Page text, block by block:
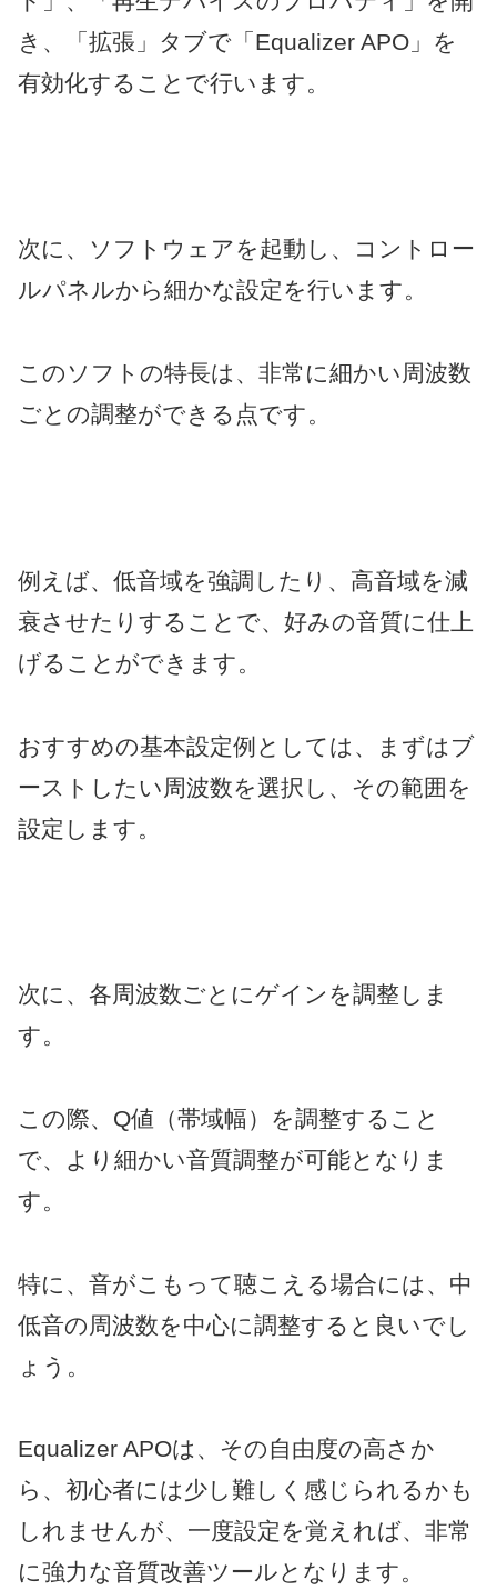
き、「拡張」タブで「Equalizer APO」を
有効化することで行います。
次に、ソフトウェアを起動し、コントロー
ルパネルから細かな設定を行います。
このソフトの特長は、非常に細かい周波数
ごとの調整ができる点です。
例えば、低音域を強調したり、高音域を減
衰させたりすることで、好みの音質に仕上
げることができます。
おすすめの基本設定例としては、まずはブ
ーストしたい周波数を選択し、その範囲を
設定します。
次に、各周波数ごとにゲインを調整しま
す。
この際、Q値（帯域幅）を調整すること
で、より細かい音質調整が可能となりま
す。
特に、音がこもって聴こえる場合には、中
低音の周波数を中心に調整すると良いでし
ょう。
Equalizer APOは、その自由度の高さか
ら、初心者には少し難しく感じられるかも
しれませんが、一度設定を覚えれば、非常
に強力な音質改善ツールとなります。